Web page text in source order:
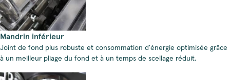
Mandrin inférieur
Joint de fond plus robuste et consommation d'énergie optimisée grâce
à un meilleur pliage du fond et à un temps de scellage réduit.